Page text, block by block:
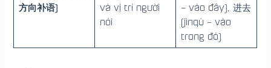
方向补语)
và vị trí người
nói
– vào đây), 进去
(jìnqù – vào
trong đó)